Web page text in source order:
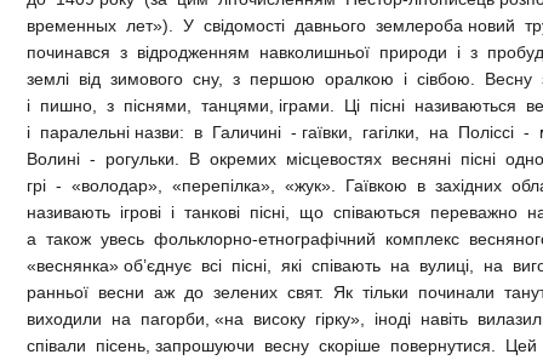
временных лет»). У свідомості давнього землероба новий
починався з відродженням навколишньої природи і з
землі від зимового сну, з першою оралкою і сівбою. Весну
і пишно, з піснями, танцями, іграми. Ці пісні називаються
і паралельні назви: в Галичині - гаївки, гагілки, на Поліссі -
Волині - рогульки. В окремих місцевостях весняні пісні
грі - «володар», «перепілка», «жук». Гаївкою в західних
називають ігрові і танкові пісні, що співаються переважно
а також увесь фольклорно-етнографічний комплекс
«веснянка» об’єднує всі пісні, які співають на вулиці, на
ранньої весни аж до зелених свят. Як тільки починали
виходили на пагорби, «на високу гірку», іноді навіть
співали пісень, запрошуючи весну скоріше повернутися.